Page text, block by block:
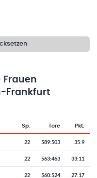
Frankfurt
und Punkten
Sp. Tore Pkt.
22 589:503 35:9
22 563:463 33:11
22 560:524 27:17